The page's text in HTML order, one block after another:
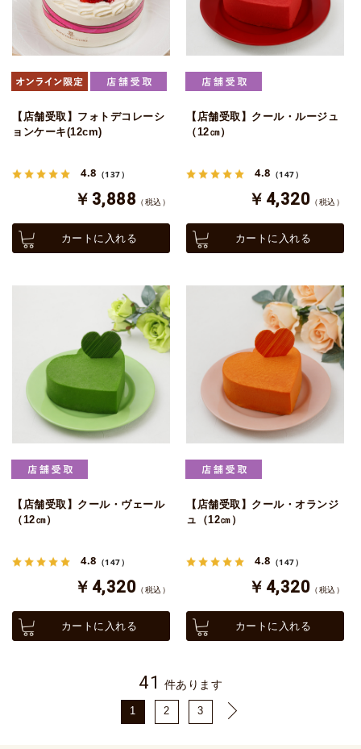
【店舗受取】フォトデコレーシ
ョンケーキ(12cm)
4.8 （137）
￥3,888 （税込）
カートに入れる
【店舗受取】クール・ルージュ
（12㎝）
4.8 （147）
￥4,320 （税込）
カートに入れる
【店舗受取】クール・ヴェール
（12㎝）
4.8 （147）
￥4,320 （税込）
カートに入れる
【店舗受取】クール・オランジ
ュ（12㎝）
4.8 （147）
￥4,320 （税込）
カートに入れる
41 件あります
1 2 3